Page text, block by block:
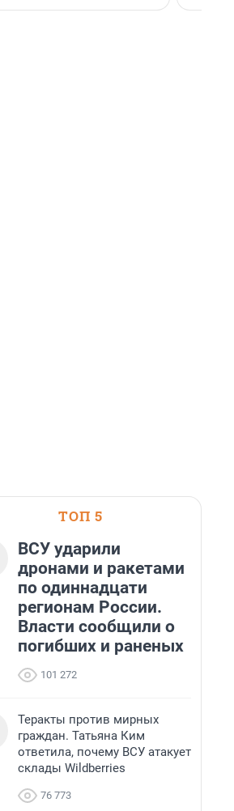
ТОП 5
ВСУ ударили
дронами и ракетами
по одиннадцати
регионам России.
Власти сообщили о
погибших и раненых
101 272
Теракты против мирных
граждан. Татьяна Ким
ответила, почему ВСУ атакует
склады Wildberries
76 773